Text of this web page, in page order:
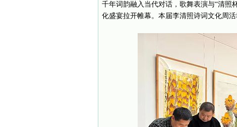
千年词韵融入当代对话，歌舞表演与“清照
化盛宴拉开帷幕。本届李清照诗词文化周活